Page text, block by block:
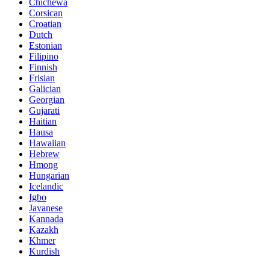
Chichewa
Corsican
Croatian
Dutch
Estonian
Filipino
Finnish
Frisian
Galician
Georgian
Gujarati
Haitian
Hausa
Hawaiian
Hebrew
Hmong
Hungarian
Icelandic
Igbo
Javanese
Kannada
Kazakh
Khmer
Kurdish